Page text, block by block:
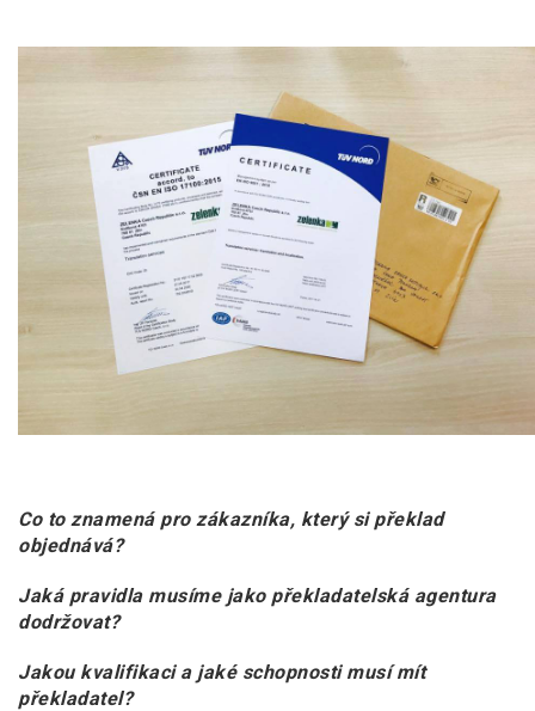
Co to znamená pro zákazníka, který si překlad
objednává?
Jaká pravidla musíme jako překladatelská agentura
dodržovat?
Jakou kvalifikaci a jaké schopnosti musí mít
překladatel?